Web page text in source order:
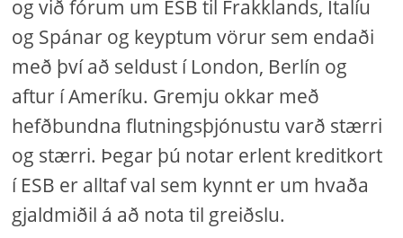
og við fórum um ESB til Frakklands, Ítalíu
og Spánar og keyptum vörur sem endaði
með því að seldust í London, Berlín og
aftur í Ameríku. Gremju okkar með
hefðbundna flutningsþjónustu varð stærri
og stærri. Þegar þú notar erlent kreditkort
í ESB er alltaf val sem kynnt er um hvaða
gjaldmiðil á að nota til greiðslu.